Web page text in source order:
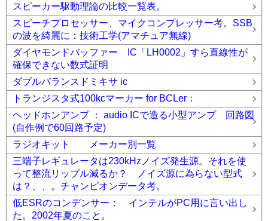
スピーカー駆動理論の比較一覧表。
スピーチプロセッサー、マイクコンプレッサー考。SSB
の波を綺麗に：技術工学(アマチュア無線)
ダイヤモンドバッファー IC「LH0002」すら直線性が
確保できない数式証明
ダブルバランスドミキサ ic
トランジスタ式100kcマーカー for BCLer：
ヘッドホンアンプ ： audio ICで造る小型アンプ 回路図
(自作例で60回路予定)
ラジオキット メーカー別一覧
三端子レギュレータは230kHzノイズ発生源。それを使
って整流リップル減るか？ ノイズ源に為らない型式
は？、、。チャンピオンデータ考。
低ESRのコンデンサー： インテルがPC用に言い出し
た。2002年夏のこと。